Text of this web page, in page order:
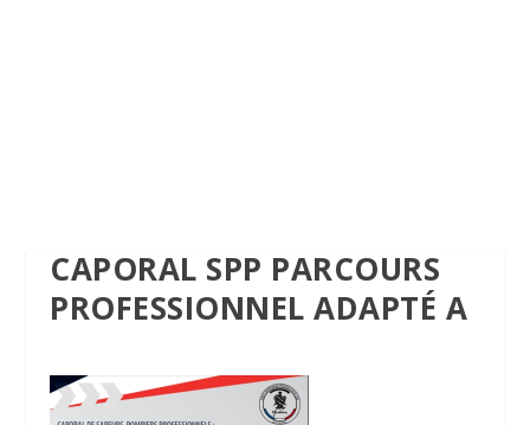
CAPORAL SPP PARCOURS
PROFESSIONNEL ADAPTÉ A